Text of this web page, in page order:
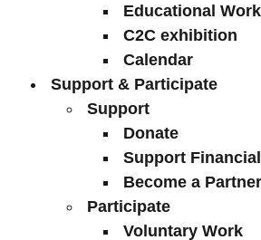
Educational Work
C2C exhibition
Calendar
Support & Participate
Support
Donate
Support
Become a Partner
Participate
Voluntary Work